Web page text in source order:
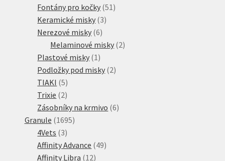
Fontány pro kočky 51 51
Keramické misky 33
Nerezové misky 66
produktů
Melaminové misky 22
Plastové misky 1 1
produkt
Podložky pod misky 22
TIAKI 55
produktů
Trixie 22
produkty
Zásobníky na krmivo 66
Granule 16951695
4Vets 33
produkty
Affinity Advance 4949
Affinity Libra 1212